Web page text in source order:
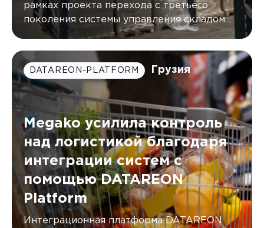
рамках проекта перехода с третьего
поколения системы управления складом
(WMS) от AXELOT на пятое
DATAREON-PLATFORM Грузия
Megako усилила контроль
над логистикой благодаря
интеграции систем с
помощью DATAREON
Platform
Интеграционная платформа DATAREON